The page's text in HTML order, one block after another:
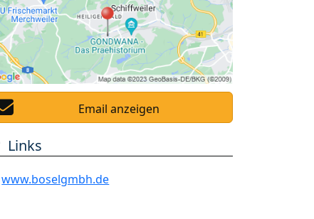
Email anzeigen
Links
www.boselgmbh.de